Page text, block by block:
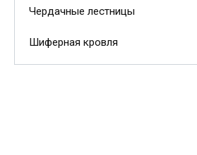
Чердачные лестницы
Шиферная кровля